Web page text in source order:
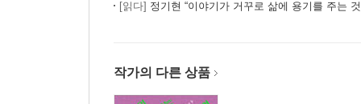
[읽다] 정기현 “이야기가 거꾸로 삶에 용기를 주는
작가의 다른 상품